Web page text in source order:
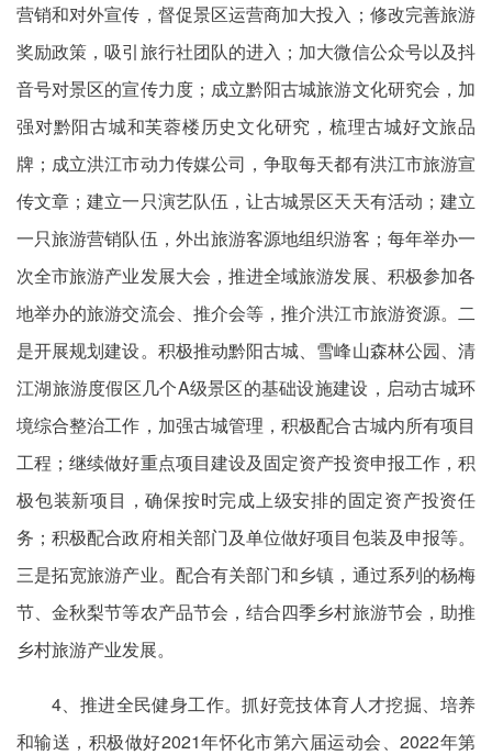
营销和对外宣传，督促景区运营商加大投入；修改完善旅游
奖励政策，吸引旅行社团队的进入；加大微信公众号以及抖
音号对景区的宣传力度；成立黔阳古城旅游文化研究会，加
强对黔阳古城和芙蓉楼历史文化研究，梳理古城好文旅品
牌；成立洪江市动力传媒公司，争取每天都有洪江市旅游宣
传文章；建立一只演艺队伍，让古城景区天天有活动；建立
一只旅游营销队伍，外出旅游客源地组织游客；每年举办一
次全市旅游产业发展大会，推进全域旅游发展、积极参加各
地举办的旅游交流会、推介会等，推介洪江市旅游资源。二
是开展规划建设。积极推动黔阳古城、雪峰山森林公园、清
江湖旅游度假区几个A级景区的基础设施建设，启动古城环
境综合整治工作，加强古城管理，积极配合古城内所有项目
工程；继续做好重点项目建设及固定资产投资申报工作，积
极包装新项目，确保按时完成上级安排的固定资产投资任
务；积极配合政府相关部门及单位做好项目包装及申报等。
三是拓宽旅游产业。配合有关部门和乡镇，通过系列的杨梅
节、金秋梨节等农产品节会，结合四季乡村旅游节会，助推
乡村旅游产业发展。
4、推进全民健身工作。抓好竞技体育人才挖掘、培养
和输送，积极做好2021年怀化市第六届运动会、2022年第